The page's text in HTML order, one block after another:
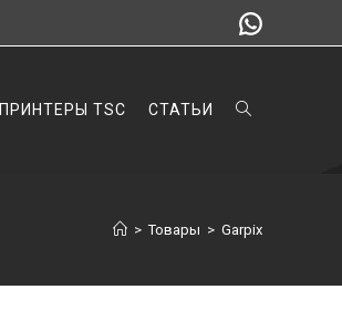
ПРИНТЕРЫ TSC СТАТЬИ
> Товары > Garpix